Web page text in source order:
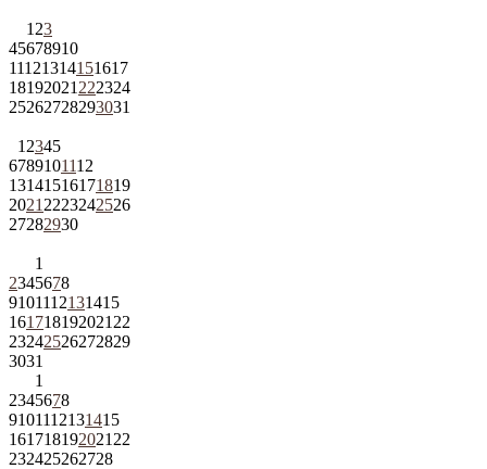
1 23
45678910
11121314151617
18192021 222324
25262728293031
1 2345
6789101112
13141516171819
2021 2223242526
27282930
1
2345678
9101112131415
161718192021 22
23242526272829
3031
1
2345678
9101112131415
161718192021 22
232425262728